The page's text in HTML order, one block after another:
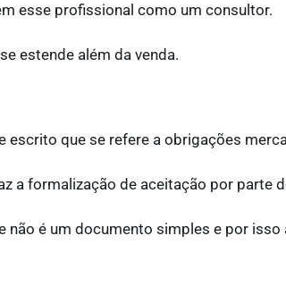
esse profissional como um consultor.
estende além da venda.
escrito que se refere a obrigações
a formalização de aceitação por
não é um documento simples e por